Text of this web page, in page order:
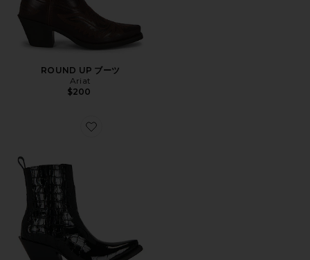
ROUND UP ブーツ
Ariat
$200
Favorite JADE ブーツ